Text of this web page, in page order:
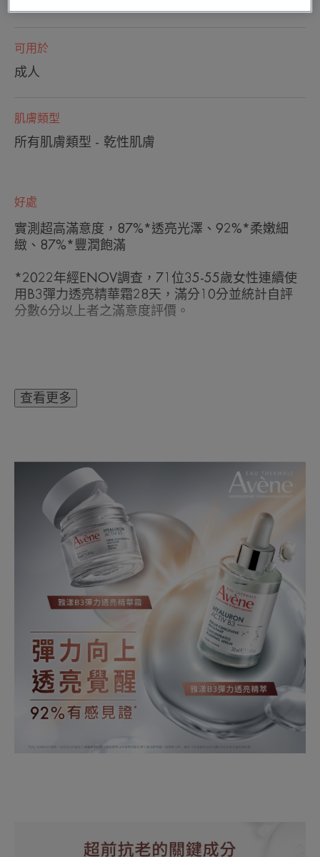
可用於
成人
肌膚類型
所有肌膚類型 - 乾性肌膚
好處
實測超高滿意度，87%*透亮光澤、92%*柔嫩細
緻、87%*豐潤飽滿
*2022年經ENOV調查，71位35-55歲女性連續使
用B3彈力透亮精華霜28天，滿分10分並統計自評
分數6分以上者之滿意度評價。
查看更多